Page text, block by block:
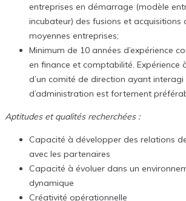
entreprises en démarrage (modèle
incubateur) des fusions et acquisitions
moyennes entreprises;
Minimum de 10 années d’expérience
en finance et comptabilité. Expérience
d’un comité de direction ayant interagi
d’administration est fortement
Aptitudes et qualités recherchées :
Capacité à développer des relations
avec les partenaires
Capacité à évoluer dans un
dynamique
Créativité opérationnelle